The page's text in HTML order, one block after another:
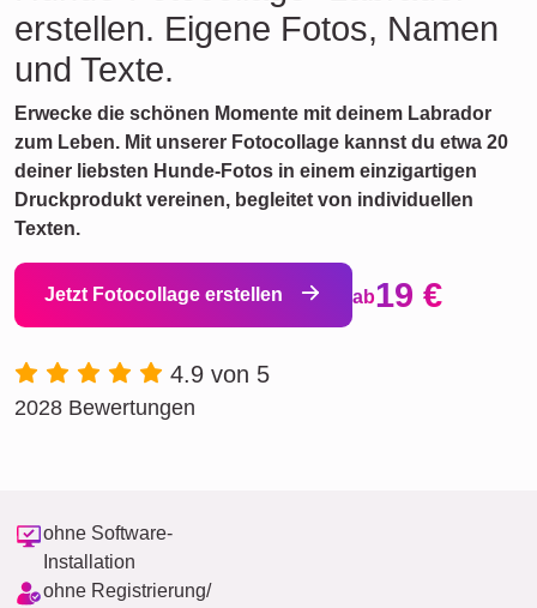
erstellen. Eigene Fotos, Namen
und Texte.
Erwecke die schönen Momente mit deinem Labrador
zum Leben. Mit unserer Fotocollage kannst du etwa 20
deiner liebsten Hunde-Fotos in einem einzigartigen
Druckprodukt vereinen, begleitet von individuellen
Texten.
Jetzt Fotocollage erstellen ab19 €
4.9 von 5
2028 Bewertungen
ohne Software-
Installation
ohne Registrierung/